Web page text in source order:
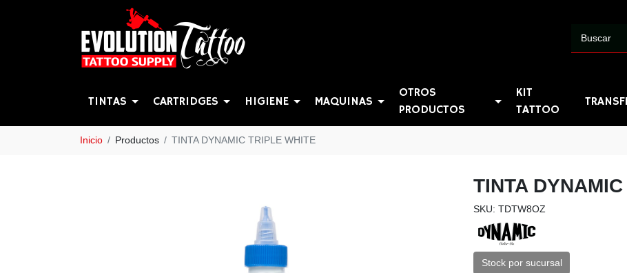
TINTAS CARTRIDGES HIGIENE MAQUINAS
OTROS
PRODUCTOS
KIT
TATTOO
Inicio Productos TINTA DYNAMIC TRIPLE WHITE
TINTA
SKU: TDTW8OZ
Stock por sucursal